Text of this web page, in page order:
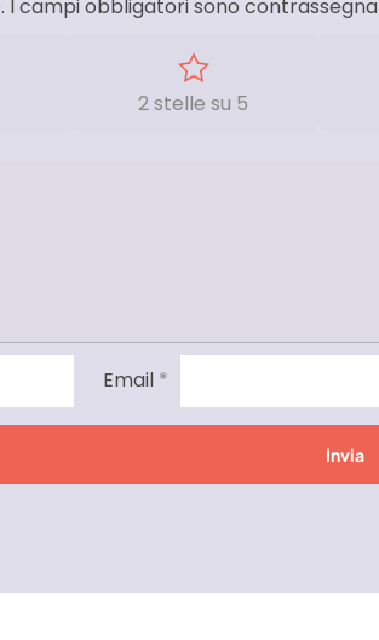
I campi obbligatori sono
2 stelle su 5
Email *